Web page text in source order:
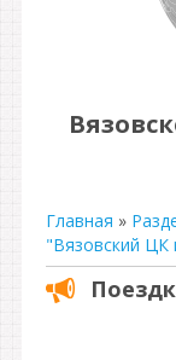
Главная »
"Вязовский ЦК